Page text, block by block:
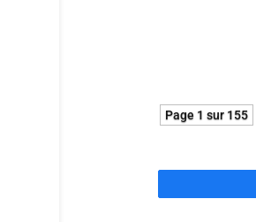
Page 1 sur 155